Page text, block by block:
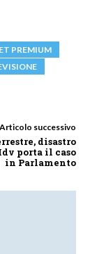
PREMIUM
Articolo successivo
disastro
porta il caso
in Parlamento